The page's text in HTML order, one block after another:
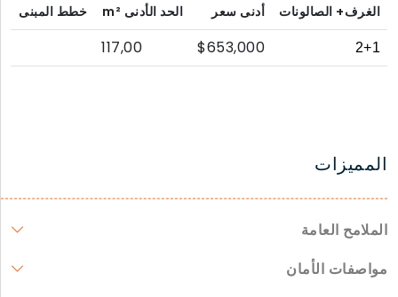
الغرف+ الصالونات أدنى سعر الحد الأدنى خطط المبنى
2+1
$653,000
117,00
المميزات
الملامح العامة
مواصفات الأمان